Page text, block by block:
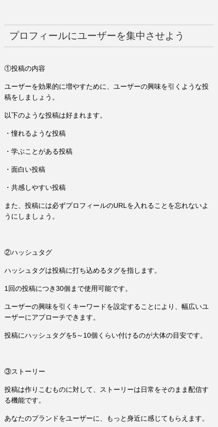
プロフィールにユーザーを集中させよう
①投稿の内容
ユーザーを効果的に増やすために、ユーザーの興味を引くような投
稿をしましょう。
以下のような投稿は好まれます。
・憧れるような投稿
・学ぶことがある投稿
・面白い投稿
・共感しやすい投稿
また、投稿には必ずプロフィールのURLを入れることを忘れないよ
うにしましょう。
②ハッシュタグ
ハッシュタグは投稿に打ち込めるタグを指します。
1回の投稿につき30個まで使用可能です。
ユーザーの興味を引くキーワードを設定することにより、幅広いユ
ーザーにアプローチできます。
投稿にハッシュタグを5～10個くらい付けるのが大体の目安です。
③ストーリー
投稿は作りこむものに対して、ストーリーは日常をそのまま配信す
る機能です。
あなたのブランドをユーザーに、もっと身近に感じてもらえます。